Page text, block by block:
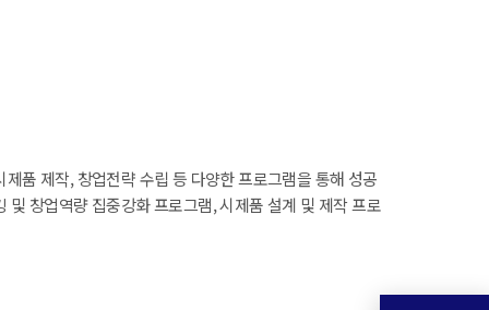
품 제작, 창업전략 수립 등 다양한 프로그램을 통해 성공
창업역량 집중강화 프로그램, 시제품 설계 및 제작 프로